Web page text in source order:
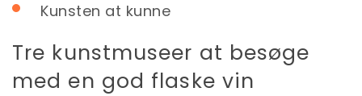
Kunsten at kunne
Tre kunstmuseer at besøge
med en god flaske vin